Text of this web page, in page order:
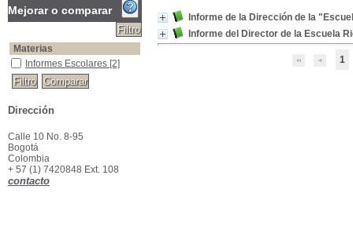
Informe de la Dirección de la
Informe del Director de la Escuela
1
Mejorar o comparar
Materias
Informes Escolares
Informes Escolares [2]
Dirección
Calle 10 No. 8-95
Bogotá
Colombia
+ 57 (1) 7420848 Ext. 108
contacto